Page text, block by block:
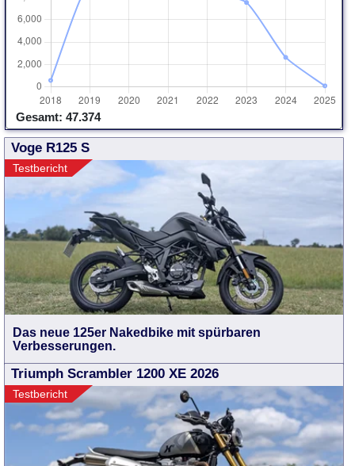
Gesamt: 47.374
Voge R125 S
Testbericht
Das neue 125er Nakedbike mit spürbaren
Verbesserungen.
Triumph Scrambler 1200 XE 2026
Testbericht